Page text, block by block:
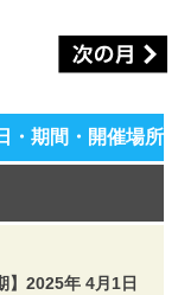
・期間・開催場所
】2025年 4月1日